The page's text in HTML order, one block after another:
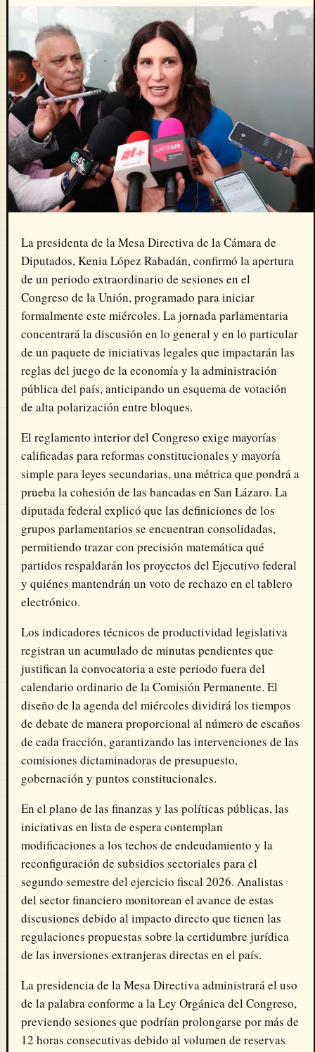
La presidenta de la Mesa Directiva de la Cámara de
Diputados, Kenia López Rabadán, confirmó la apertura
de un periodo extraordinario de sesiones en el
Congreso de la Unión, programado para iniciar
formalmente este miércoles. La jornada parlamentaria
concentrará la discusión en lo general y en lo particular
de un paquete de iniciativas legales que impactarán las
reglas del juego de la economía y la administración
pública del país, anticipando un esquema de votación
de alta polarización entre bloques.
El reglamento interior del Congreso exige mayorías
calificadas para reformas constitucionales y mayoría
simple para leyes secundarias, una métrica que pondrá a
prueba la cohesión de las bancadas en San Lázaro. La
diputada federal explicó que las definiciones de los
grupos parlamentarios se encuentran consolidadas,
permitiendo trazar con precisión matemática qué
partidos respaldarán los proyectos del Ejecutivo federal
y quiénes mantendrán un voto de rechazo en el tablero
electrónico.
Los indicadores técnicos de productividad legislativa
registran un acumulado de minutas pendientes que
justifican la convocatoria a este periodo fuera del
calendario ordinario de la Comisión Permanente. El
diseño de la agenda del miércoles dividirá los tiempos
de debate de manera proporcional al número de escaños
de cada fracción, garantizando las intervenciones de las
comisiones dictaminadoras de presupuesto,
gobernación y puntos constitucionales.
En el plano de las finanzas y las políticas públicas, las
iniciativas en lista de espera contemplan
modificaciones a los techos de endeudamiento y la
reconfiguración de subsidios sectoriales para el
segundo semestre del ejercicio fiscal 2026. Analistas
del sector financiero monitorean el avance de estas
discusiones debido al impacto directo que tienen las
regulaciones propuestas sobre la certidumbre jurídica
de las inversiones extranjeras directas en el país.
La presidencia de la Mesa Directiva administrará el uso
de la palabra conforme a la Ley Orgánica del Congreso,
previendo sesiones que podrían prolongarse por más de
12 horas consecutivas debido al volumen de reservas